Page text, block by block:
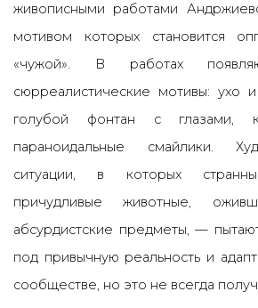
живописными работами
мотивом которых становится
«чужой». В работах
сюрреалистические мотивы: ухо
голубой фонтан с глазами,
параноидальные смайлики.
ситуации, в которых
причудливые животные,
абсурдистские предметы, —
под привычную реальность и
сообществе, но это не всегда